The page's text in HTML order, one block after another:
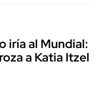
iría al Mundial:
a Katia Itzel